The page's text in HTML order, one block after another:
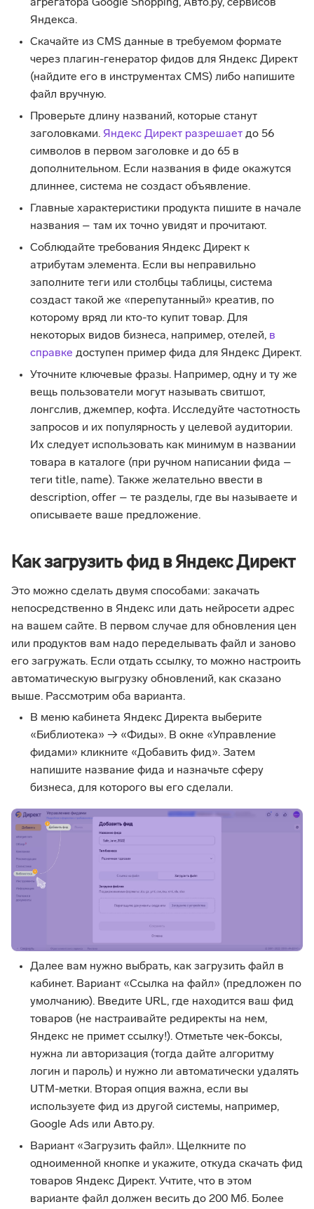
агрегатора Google Shopping, Авто.ру, сервисов
Яндекса.
Скачайте из CMS данные в требуемом формате
через плагин-генератор фидов для Яндекс Директ
(найдите его в инструментах CMS) либо напишите
файл вручную.
Проверьте длину названий, которые станут
заголовками. Яндекс Директ разрешает до 56
символов в первом заголовке и до 65 в
дополнительном. Если названия в фиде окажутся
длиннее, система не создаст объявление.
Главные характеристики продукта пишите в начале
названия – там их точно увидят и прочитают.
Соблюдайте требования Яндекс Директ к
атрибутам элемента. Если вы неправильно
заполните теги или столбцы таблицы, система
создаст такой же «перепутанный» креатив, по
которому вряд ли кто-то купит товар. Для
некоторых видов бизнеса, например, отелей, в
справке доступен пример фида для Яндекс Директ.
Уточните ключевые фразы. Например, одну и ту же
вещь пользователи могут называть свитшот,
лонгслив, джемпер, кофта. Исследуйте частотность
запросов и их популярность у целевой аудитории.
Их следует использовать как минимум в названии
товара в каталоге (при ручном написании фида –
теги title, name). Также желательно ввести в
description, offer – те разделы, где вы называете и
описываете ваше предложение.
Как загрузить фид в Яндекс Директ
Это можно сделать двумя способами: закачать
непосредственно в Яндекс или дать нейросети адрес
на вашем сайте. В первом случае для обновления цен
или продуктов вам надо переделывать файл и заново
его загружать. Если отдать ссылку, то можно настроить
автоматическую выгрузку обновлений, как сказано
выше. Рассмотрим оба варианта.
В меню кабинета Яндекс Директа выберите
«Библиотека» → «Фиды». В окне «Управление
фидами» кликните «Добавить фид». Затем
напишите название фида и назначьте сферу
бизнеса, для которого вы его сделали.
Далее вам нужно выбрать, как загрузить файл в
кабинет. Вариант «Ссылка на файл» (предложен по
умолчанию). Введите URL, где находится ваш фид
товаров (не настраивайте редиректы на нем,
Яндекс не примет ссылку!). Отметьте чек-боксы,
нужна ли авторизация (тогда дайте алгоритму
логин и пароль) и нужно ли автоматически удалять
UTM-метки. Вторая опция важна, если вы
используете фид из другой системы, например,
Google Ads или Авто.ру.
Вариант «Загрузить файл». Щелкните по
одноименной кнопке и укажите, откуда скачать фид
товаров Яндекс Директ. Учтите, что в этом
варианте файл должен весить до 200 Мб. Более